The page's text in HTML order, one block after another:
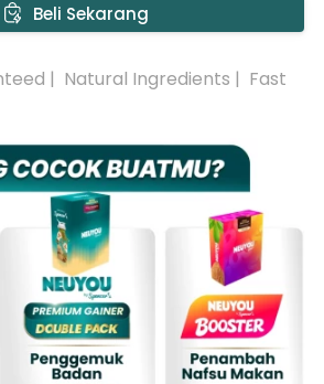
` Beli Sekarang
|  Natural Ingredients |  Fast